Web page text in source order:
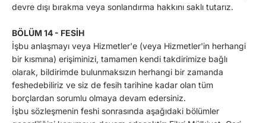
devre dışı bırakma veya sonlandırma hakkını saklı tutarız.
BÖLÜM 14 - FESİH
İşbu anlaşmayı veya Hizmetler'e (veya Hizmetler'in herhangi
bir kısmına) erişiminizi, tamamen kendi takdirimize bağlı
olarak, bildirimde bulunmaksızın herhangi bir zamanda
feshedebiliriz ve siz de fesih tarihine kadar olan tüm
borçlardan sorumlu olmaya devam edersiniz.
İşbu sözleşmenin feshi sonrasında aşağıdaki bölümler